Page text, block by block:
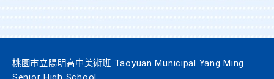
桃園市立陽明高中美術班 Taoyuan Municipal Yang Ming